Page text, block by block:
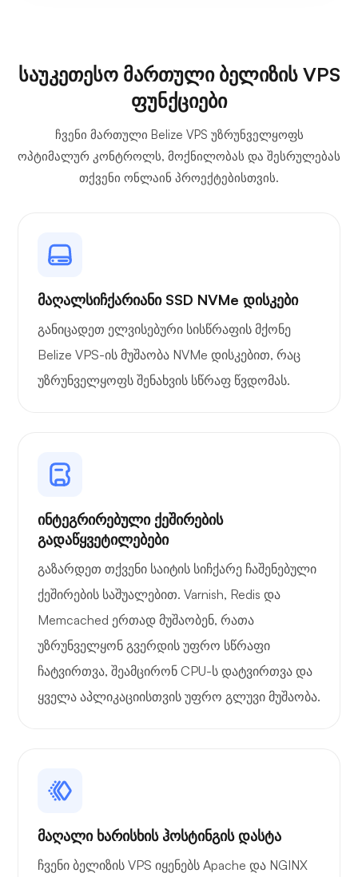
საუკეთესო მართული ბელიზის VPS
ფუნქციები
ჩვენი მართული Belize VPS უზრუნველყოფს
ოპტიმალურ კონტროლს, მოქნილობას და შესრულებას
თქვენი ონლაინ პროექტებისთვის.
მაღალსიჩქარიანი SSD NVMe დისკები
განიცადეთ ელვისებური სისწრაფის მქონე
Belize VPS-ის მუშაობა NVMe დისკებით, რაც
უზრუნველყოფს შენახვის სწრაფ წვდომას.
ინტეგრირებული ქეშირების
გადაწყვეტილებები
გაზარდეთ თქვენი საიტის სიჩქარე ჩაშენებული
ქეშირების საშუალებით. Varnish, Redis და
Memcached ერთად მუშაობენ, რათა
უზრუნველყონ გვერდის უფრო სწრაფი
ჩატვირთვა, შეამცირონ CPU-ს დატვირთვა და
ყველა აპლიკაციისთვის უფრო გლუვი მუშაობა.
მაღალი ხარისხის ჰოსტინგის დასტა
ჩვენი ბელიზის VPS იყენებს Apache და NGINX